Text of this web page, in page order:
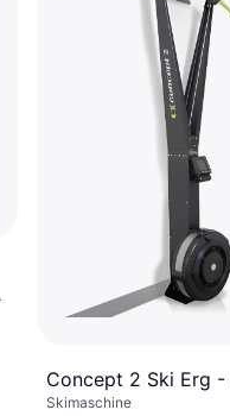
Concept 2 Ski Erg
Skimaschine